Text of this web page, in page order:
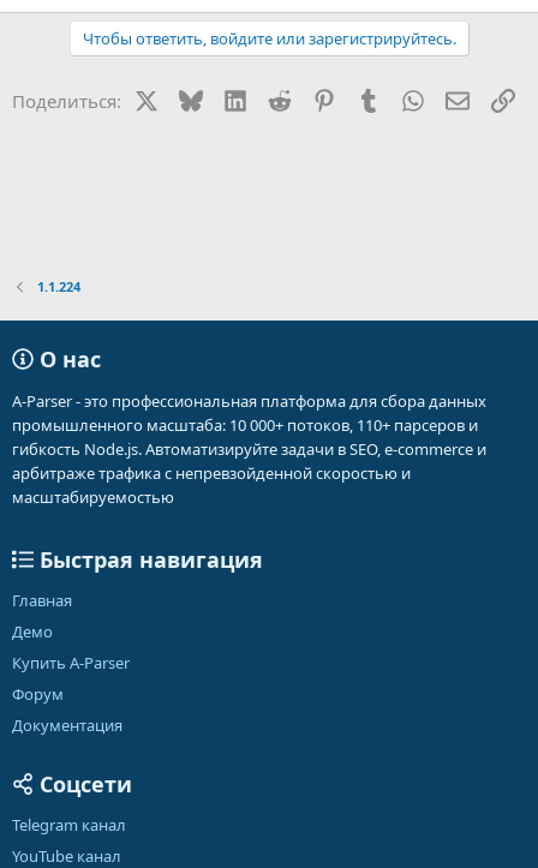
Чтобы ответить, войдите или зарегистрируйтесь.
Поделиться: BlueskyLinkedIn
Reddit PinterestTumblr WhatsApp
1.1.224
О нас
A-Parser - это профессиональная платформа для сбора данных
промышленного масштаба: 10 000+ потоков, 110+ парсеров и
гибкость Node.js. Автоматизируйте задачи в SEO, e-commerce и
арбитраже трафика с непревзойденной скоростью и
масштабируемостью
Быстрая навигация
Главная
Демо
Купить A-Parser
Форум
Документация
Соцсети
Telegram канал
YouTube канал